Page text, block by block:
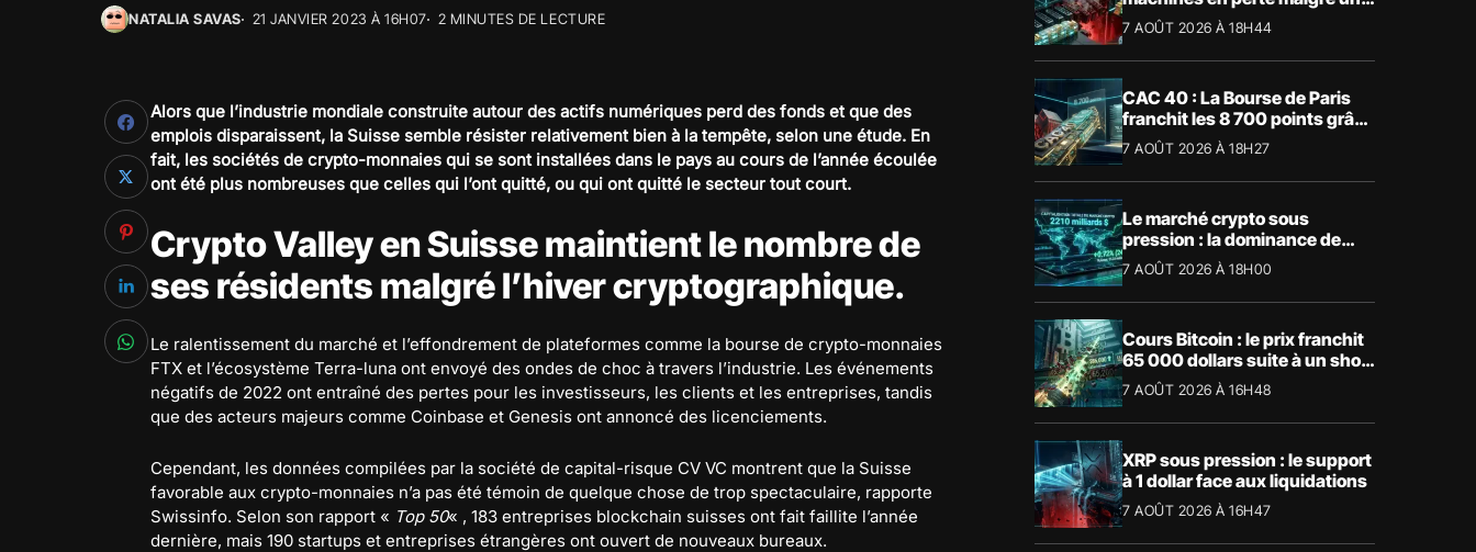
NATALIA SAVAS 21 JANVIER 2023 À 16H07 2 MINUTES DE LECTURE
Alors que l’industrie mondiale construite autour des actifs numériques perd des fonds et que des
emplois disparaissent, la Suisse semble résister relativement bien à la tempête, selon une étude. En
fait, les sociétés de crypto-monnaies qui se sont installées dans le pays au cours de l’année écoulée
ont été plus nombreuses que celles qui l’ont quitté, ou qui ont quitté le secteur tout court.
Crypto Valley en Suisse maintient le nombre de
ses résidents malgré l’hiver cryptographique.
Le ralentissement du marché et l’effondrement de plateformes comme la bourse de crypto-monnaies
FTX et l’écosystème Terra-luna ont envoyé des ondes de choc à travers l’industrie. Les événements
négatifs de 2022 ont entraîné des pertes pour les investisseurs, les clients et les entreprises, tandis
que des acteurs majeurs comme Coinbase et Genesis ont annoncé des licenciements.
Cependant, les données compilées par la société de capital-risque CV VC montrent que la Suisse
favorable aux crypto-monnaies n’a pas été témoin de quelque chose de trop spectaculaire, rapporte
Swissinfo. Selon son rapport « Top 50« , 183 entreprises blockchain suisses ont fait faillite l’année
dernière, mais 190 startups et entreprises étrangères ont ouvert de nouveaux bureaux.
BTC à 65 000 $
7 AOÛT 2026 À 18H44
CAC 40 : La Bourse de Paris
franchit les 8 700 points grâce
à la tech
7 AOÛT 2026 À 18H27
Le marché crypto sous
pression : la dominance de
Bitcoin aspire la liquidité
7 AOÛT 2026 À 18H00
Cours Bitcoin : le prix franchit
65 000 dollars suite à un short
squeeze massif
7 AOÛT 2026 À 16H48
XRP sous pression : le support
à 1 dollar face aux liquidations
7 AOÛT 2026 À 16H47